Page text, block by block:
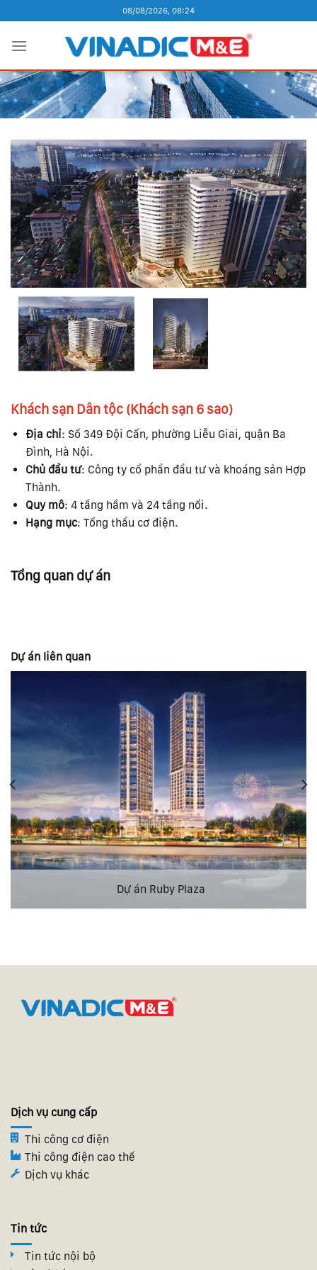
content
08/08/2026, 08:24
Khách sạn Dân tộc (Khách sạn 6 sao)
Địa chỉ: Số 349 Đội Cấn, phường Liễu Giai, quận Ba
Đình, Hà Nội.
Chủ đầu tư: Công ty cổ phần đầu tư và khoáng sản Hợp
Thành.
Quy mô: 4 tầng hầm và 24 tầng nổi.
Hạng mục: Tổng thầu cơ điện.
Tổng quan dự án
Dự án liên quan
Dự án Ruby Plaza
Dịch vụ cung cấp
Thi công cơ điện
Thi công điện cao thế
Dịch vụ khác
Tin tức
Tin tức nội bộ